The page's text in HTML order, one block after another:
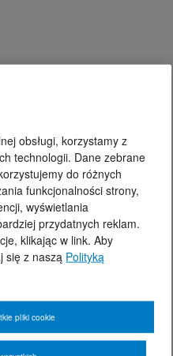
obsługi, korzystamy z
technologii. Dane zebrane
do różnych
funkcjonalności strony,
wyświetlania
przydatnych reklam.
klikając w link. Aby
się z naszą Polityką
pliki cookie